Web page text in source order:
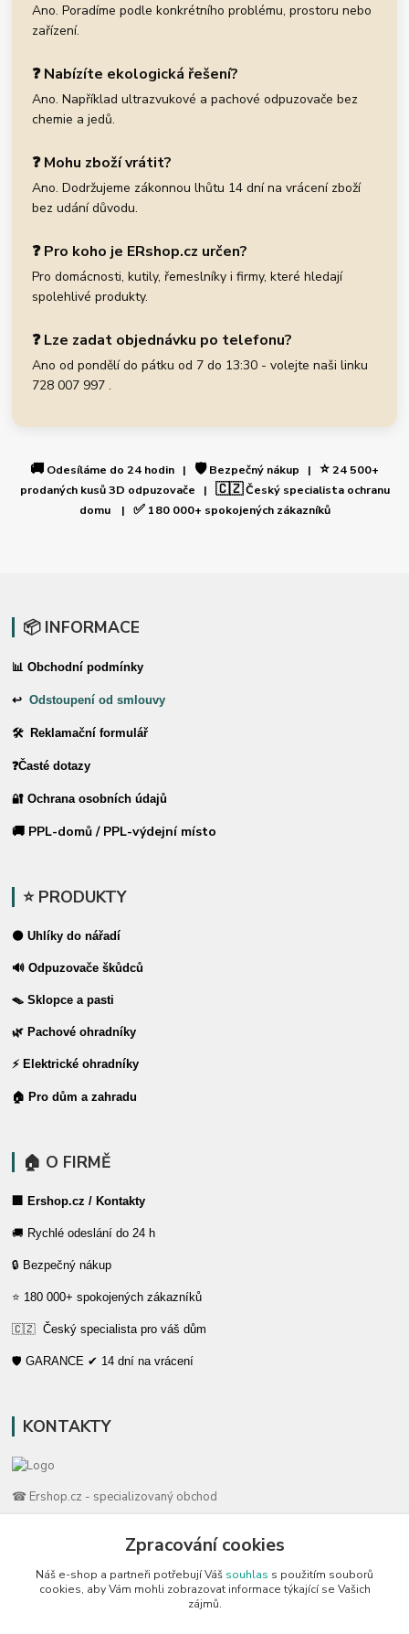
Ano. Poradíme podle konkrétního problému, prostoru nebo
zařízení.
❓ Nabízíte ekologická řešení?
Ano. Například ultrazvukové a pachové odpuzovače bez
chemie a jedů.
❓ Mohu zboží vrátit?
Ano. Dodržujeme zákonnou lhůtu 14 dní na vrácení zboží
bez udání důvodu.
❓ Pro koho je ERshop.cz určen?
Pro domácnosti, kutily, řemeslníky i firmy, které hledají
spolehlivé produkty.
❓ Lze zadat objednávku po telefonu?
Ano od pondělí do pátku od 7 do 13:30 - volejte naši linku
728 007 997 .
🚚 Odesíláme do 24 hodin | 🛡️Bezpečný nákup | ⭐24 500+
prodaných kusů 3D odpuzovače | 🇨🇿Český specialista ochranu
domu | ✅180 000+ spokojených zákazníků
📦 INFORMACE
📊 Obchodní podmínky
↩Odstoupení od smlouvy
🛠 Reklamační formulář
❓Časté dotazy
🔐 Ochrana osobních údajů
🚚 PPL-domů / PPL-výdejní místo
⭐ PRODUKTY
⚫ Uhlíky do nářadí
🔊 Odpuzovače škůdců
🪤 Sklopce a pasti
🌿 Pachové ohradníky
⚡ Elektrické ohradníky
🏠 Pro dům a zahradu
🏠 O FIRMĚ
🏢 Ershop.cz / Kontakty
🚚 Rychlé odeslání do 24 h
🔒 Bezpečný nákup
⭐ 180 000+ spokojených zákazníků
🇨🇿 Český specialista pro váš dům
🛡️ GARANCE ✔ 14 dní na vrácení
KONTAKTY
☎ Ershop.cz - specializovaný obchod
🛡️ Zákaznická podpora
📞 728 007 997
⏰ Po-Pá | 7:00 - 13:30 |
Zpracování cookies
Náš e-shop a partneři potřebují Váš souhlas s použitím souborů
cookies, aby Vám mohli zobrazovat informace týkající se Vašich
zájmů.